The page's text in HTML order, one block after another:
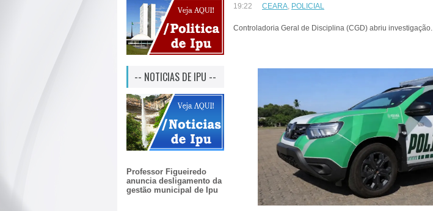
-- NOTICIAS DE IPU --
Professor Figueiredo
anuncia desligamento da
gestão municipal de Ipu
19:22 CEARA, POLICIAL
Controladoria Geral de Disciplina (CGD) abriu investigação.